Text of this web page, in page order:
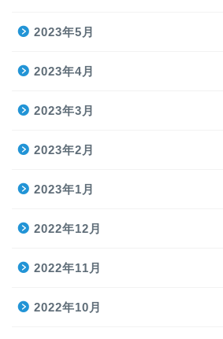
2023年5月
2023年4月
2023年3月
2023年2月
2023年1月
2022年12月
2022年11月
2022年10月